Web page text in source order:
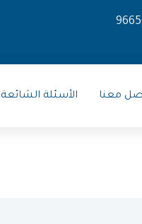
معنا الأسئلة الشائعة